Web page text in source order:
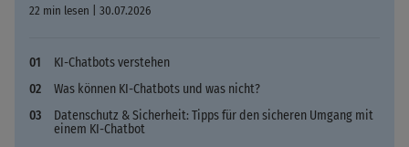
22 min lesen | 30.07.2026
KI-Chatbots verstehen
Was können KI-Chatbots und was nicht?
Datenschutz & Sicherheit: Tipps für den sicheren Umgang mit
einem KI-Chatbot